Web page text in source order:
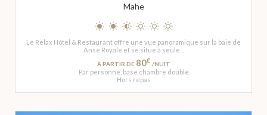
Mahe
Le Relax Hôtel & Restaurant offre une vue panoramique sur la baie de
Anse Royale et se situe à seule...
À PARTIR DE 80€ /NUIT
Par personne, base chambre double
Hors repas